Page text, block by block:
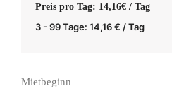
Preis pro Tag: 14,16€ / Tag
3 - 99 Tage: 14,16€ / Tag
Mietbeginn